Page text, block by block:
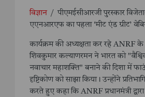
विज्ञान / पीएमईसीआरजी पुरस्कार
एएनआरएफ का पहला ‘मीट एंड ग्रीट’
कार्यक्रम की अध्यक्षता कर रहे ANRF
शिवकुमार कल्याणरमन ने भारत को
नवाचार महाशक्ति" बनाने की दिशा में
दृष्टिकोण को साझा किया। उन्होंने
करते हुए कहा कि ANRF प्रधानमंत्री